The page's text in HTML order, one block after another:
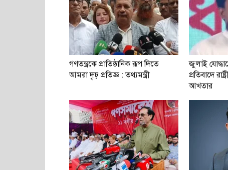
গণতন্ত্রকে প্রাতিষ্ঠানিক রূপ দিতে
আমরা দৃঢ় প্রতিজ্ঞ : তথ্যমন্ত্রী
জুলাই
প্রতিবাদে
আখতার